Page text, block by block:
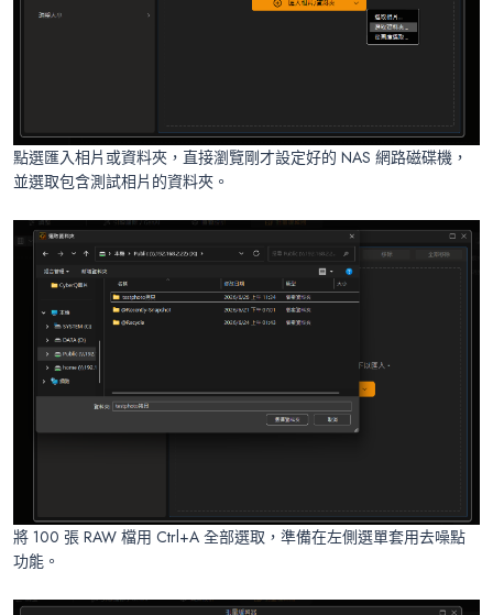
點選匯入相片或資料夾，直接瀏覽剛才設定好的 NAS 網路磁碟機，
並選取包含測試相片的資料夾。
將 100 張 RAW 檔用 Ctrl+A 全部選取，準備在左側選單套用去噪點
功能。